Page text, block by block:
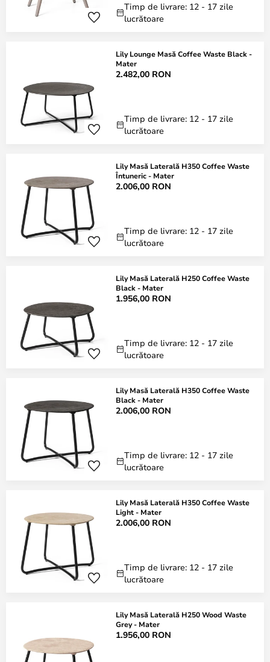
Timp de livrare: 12 - 17 zile
lucrătoare
Lily Lounge Masă Coffee Waste Black -
Mater
2.482,00 RON
Timp de livrare: 12 - 17 zile
lucrătoare
Lily Masă Laterală H350 Coffee Waste
Întuneric - Mater
2.006,00 RON
Timp de livrare: 12 - 17 zile
lucrătoare
Lily Masă Laterală H250 Coffee Waste
Black - Mater
1.956,00 RON
Timp de livrare: 12 - 17 zile
lucrătoare
Lily Masă Laterală H350 Coffee Waste
Black - Mater
2.006,00 RON
Timp de livrare: 12 - 17 zile
lucrătoare
Lily Masă Laterală H350 Coffee Waste
Light - Mater
2.006,00 RON
Timp de livrare: 12 - 17 zile
lucrătoare
Lily Masă Laterală H250 Wood Waste
Grey - Mater
1.956,00 RON